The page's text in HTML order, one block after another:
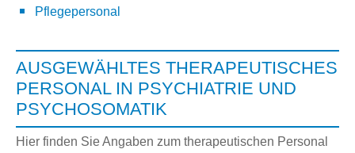
Pflegepersonal
AUSGEWÄHLTES THERAPEUTISCHES
PERSONAL IN PSYCHIATRIE UND
PSYCHOSOMATIK
Hier finden Sie Angaben zum therapeutischen Personal